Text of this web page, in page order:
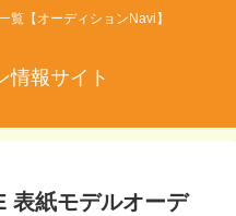
覧【オーディションNavi】
情報サイト
表紙モデルオーデ